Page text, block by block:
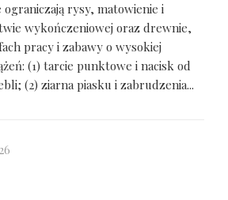
rysy, matowienie i
wykończeniowej oraz drewnie,
pracy i zabawy o wysokiej
(1) tarcie punktowe i nacisk od
(2) ziarna piasku i zabrudzenia...